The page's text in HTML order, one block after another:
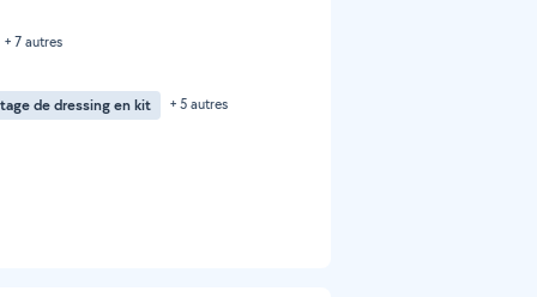
+ 7 autres
de dressing en kit + 5 autres